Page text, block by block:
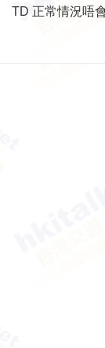
TD 正常情況唔